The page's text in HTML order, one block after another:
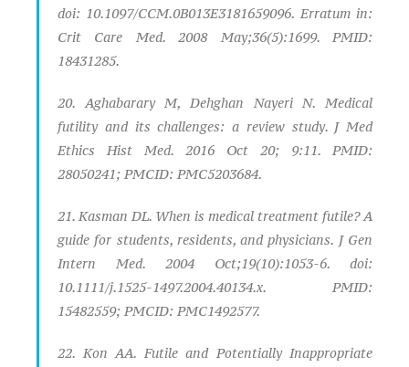
doi: 10.1097/CCM.0B013E3181659096. Erratum in:
Crit Care Med. 2008 May;36(5):1699. PMID:
18431285.
20. Aghabarary M, Dehghan Nayeri N. Medical
futility and its challenges: a review study. J Med
Ethics Hist Med. 2016 Oct 20; 9:11. PMID:
28050241; PMCID: PMC5203684.
21. Kasman DL. When is medical treatment futile? A
guide for students, residents, and physicians. J Gen
Intern Med. 2004 Oct;19(10):1053-6. doi:
10.1111/j.1525-1497.2004.40134.x. PMID:
15482559; PMCID: PMC1492577.
22. Kon AA. Futile and Potentially Inappropriate